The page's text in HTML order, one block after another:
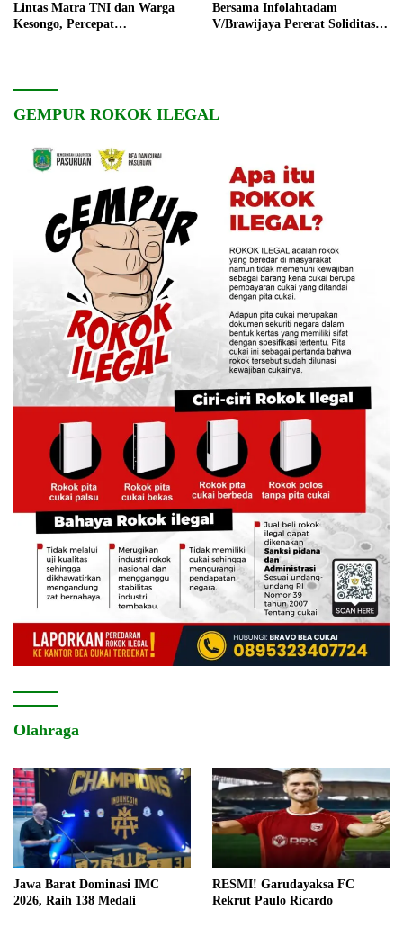
Lintas Matra TNI dan Warga
Kesongo, Percepat
Bersama Infolahtadam
V/Brawijaya Pererat Soliditas
GEMPUR ROKOK ILEGAL
Olahraga
Jawa Barat Dominasi IMC
2026, Raih 138 Medali
RESMI! Garudayaksa FC
Rekrut Paulo Ricardo